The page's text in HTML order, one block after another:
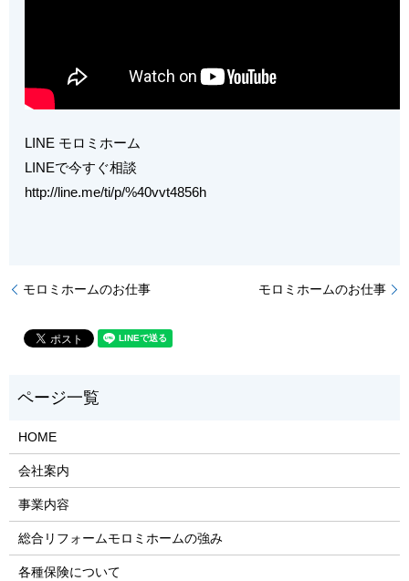
LINE モロミホーム
LINEで今すぐ相談
http://line.me/ti/p/%40vvt4856h
モロミホームのお仕事 モロミホームのお仕事
HOME
会社案内
事業内容
総合リフォームモロミホームの強み
各種保険について